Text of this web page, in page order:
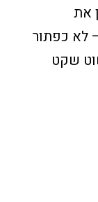
את
לא כפתור
שקט